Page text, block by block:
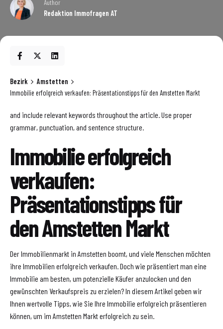
Author
Redaktion Immofragen AT
Bezirk
Amstetten
Immobilie erfolgreich verkaufen: Präsentationstipps für den Amstetten Markt
and include relevant keywords throughout the article. Use proper
grammar, punctuation, and sentence structure.
Immobilie erfolgreich
verkaufen:
Präsentationstipps für
den Amstetten Markt
Der Immobilienmarkt in Amstetten boomt, und viele Menschen möchten
ihre Immobilien erfolgreich verkaufen. Doch wie präsentiert man eine
Immobilie am besten, um potenzielle Käufer anzulocken und den
gewünschten Verkaufspreis zu erzielen? In diesem Artikel geben wir
Ihnen wertvolle Tipps, wie Sie Ihre Immobilie erfolgreich präsentieren
können, um im Amstetten Markt erfolgreich zu sein.